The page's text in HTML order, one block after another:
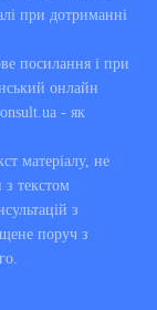
при дотриманні
посилання і при
онлайн
- як
матеріалу, не
з текстом
з
поруч з